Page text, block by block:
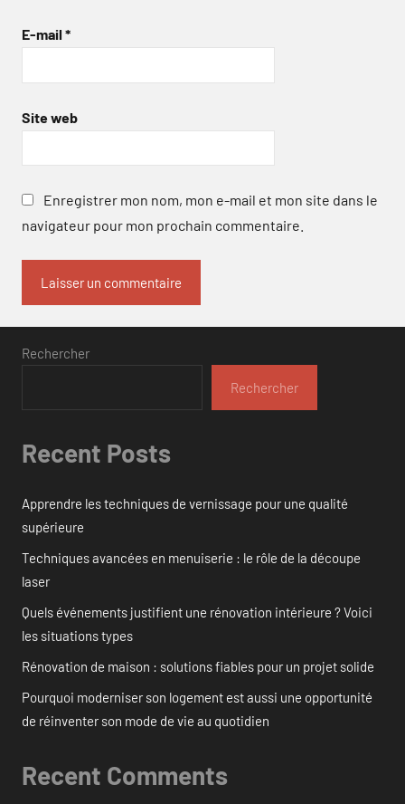
E-mail *
Site web
Enregistrer mon nom, mon e-mail et mon site dans le
navigateur pour mon prochain commentaire.
Rechercher
Rechercher
Recent Posts
Apprendre les techniques de vernissage pour une qualité
supérieure
Techniques avancées en menuiserie : le rôle de la découpe
laser
Quels événements justifient une rénovation intérieure ? Voici
les situations types
Rénovation de maison : solutions fiables pour un projet solide
Pourquoi moderniser son logement est aussi une opportunité
de réinventer son mode de vie au quotidien
Recent Comments